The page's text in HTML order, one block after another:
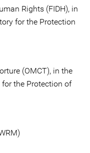
Rights (FIDH), in
for the Protection
(OMCT), in the
the Protection of